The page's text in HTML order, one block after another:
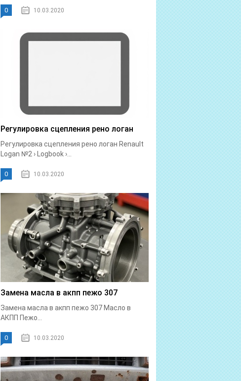
0 10.03.2020
Регулировка сцепления рено логан
Регулировка сцепления рено логан Renault
Logan №2 › Logbook ›...
0 10.03.2020
Замена масла в акпп пежо 307
Замена масла в акпп пежо 307 Масло в
АКПП Пежо...
0 10.03.2020